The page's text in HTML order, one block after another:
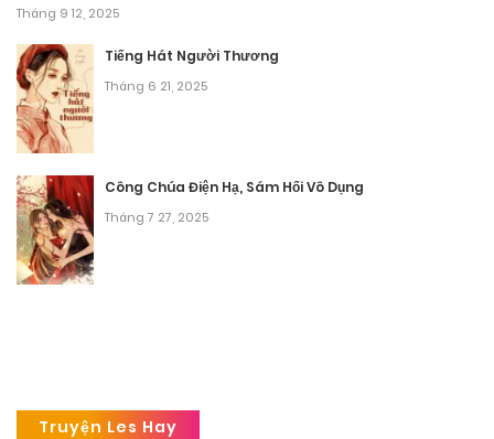
Tháng 9 12, 2025
Tiếng Hát Người Thương
Tháng 6 21, 2025
Công Chúa Điện Hạ, Sám Hối Vô Dụng
Tháng 7 27, 2025
Truyện Les Hay